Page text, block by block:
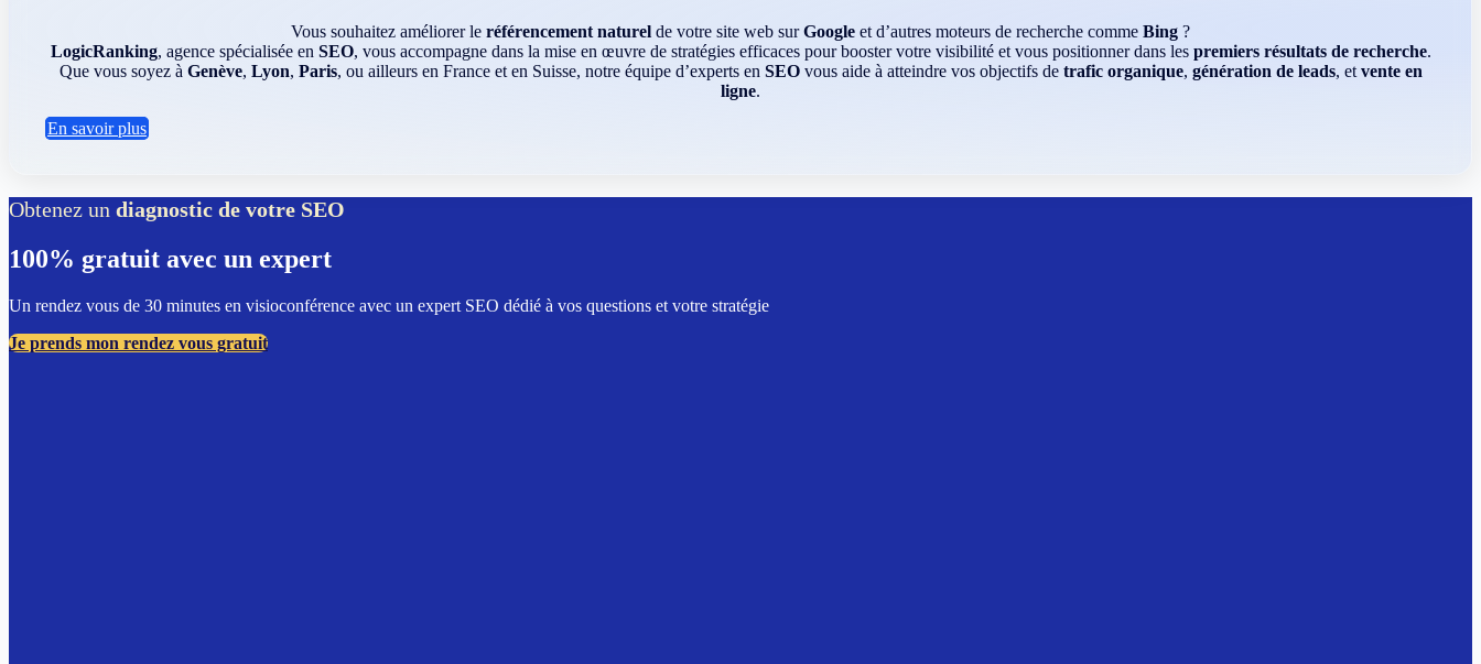
Vous souhaitez améliorer le référencement naturel de votre site web surGoogle et d’autres moteurs de recherche comme Bing ?
LogicRanking, agence spécialisée en SEO, vous accompagne dans la mise en œuvre de stratégies efficaces pour booster votre visibilité et vous positionner dans les premiers résultats de recherche.
Que vous soyez à Genève, Lyon, Paris, ou ailleurs en France et en Suisse, notre équipe d’experts en SEOvous aide à atteindre vos objectifs de trafic organique, génération de leads, et vente en
ligne.
En savoir plus
Obtenez un diagnostic de votre SEO
100% gratuit avec un expert
Un rendez vous de 30 minutes en visioconférence avec un expert SEO dédié à vos questions et votre stratégie
Je prends mon rendez vous gratuit